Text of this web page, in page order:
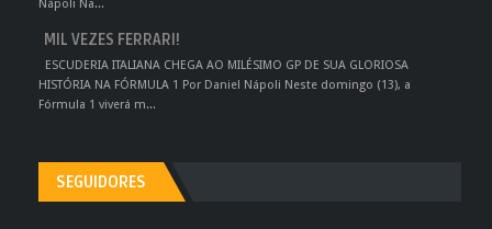
Nápoli Na...
MIL VEZES FERRARI!
ESCUDERIA ITALIANA CHEGA AO MILÉSIMO GP DE SUA GLORIOSA
HISTÓRIA NA FÓRMULA 1 Por Daniel Nápoli Neste domingo (13), a
Fórmula 1 viverá m...
SEGUIDORES